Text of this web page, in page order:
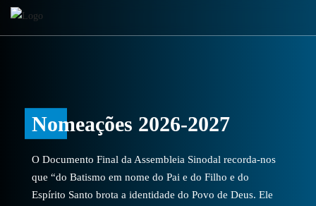
Nomeações 2026-2027
O Documento Final da Assembleia Sinodal recorda-nos
que “do Batismo em nome do Pai e do Filho e do
Espírito Santo brota a identidade do Povo de Deus. Ele